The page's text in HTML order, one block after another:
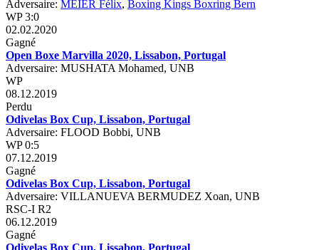
Adversaire: MEIER Félix, Boxing Kings Boxring Bern
WP 3:0
02.02.2020
Gagné
Open Boxe Marvilla 2020, Lissabon, Portugal
Adversaire: MUSHATA Mohamed, UNB
WP
08.12.2019
Perdu
Odivelas Box Cup, Lissabon, Portugal
Adversaire: FLOOD Bobbi, UNB
WP 0:5
07.12.2019
Gagné
Odivelas Box Cup, Lissabon, Portugal
Adversaire: VILLANUEVA BERMUDEZ Xoan, UNB
RSC-I R2
06.12.2019
Gagné